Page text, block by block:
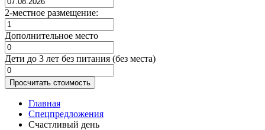
2-местное размещение:
Дополнительное место
Дети до 3 лет без питания (без места)
Просчитать стоимость
Главная
Спецпредложения
Счастливый день